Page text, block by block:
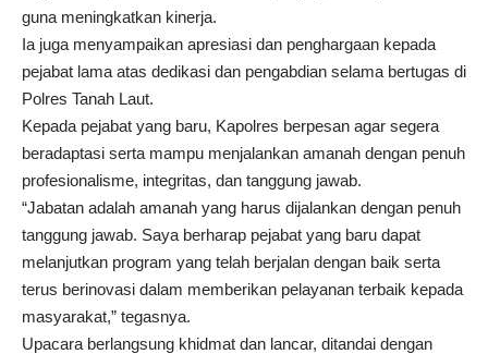
guna meningkatkan kinerja.
Ia juga menyampaikan apresiasi dan penghargaan kepada
pejabat lama atas dedikasi dan pengabdian selama bertugas di
Polres Tanah Laut.
Kepada pejabat yang baru, Kapolres berpesan agar segera
beradaptasi serta mampu menjalankan amanah dengan penuh
profesionalisme, integritas, dan tanggung jawab.
“Jabatan adalah amanah yang harus dijalankan dengan penuh
tanggung jawab. Saya berharap pejabat yang baru dapat
melanjutkan program yang telah berjalan dengan baik serta
terus berinovasi dalam memberikan pelayanan terbaik kepada
masyarakat,” tegasnya.
Upacara berlangsung khidmat dan lancar, ditandai dengan